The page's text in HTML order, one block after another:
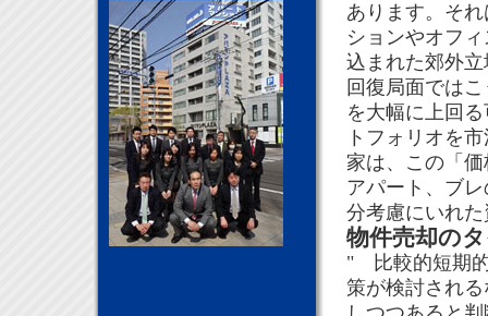
あります。そ
ションやオフ
込まれた郊外
回復局面では
を大幅に上回
トフォリオを
家は、この「
アパート、ブ
分考慮にいれ
物件売却の
" 比較的短期的
策が検討され